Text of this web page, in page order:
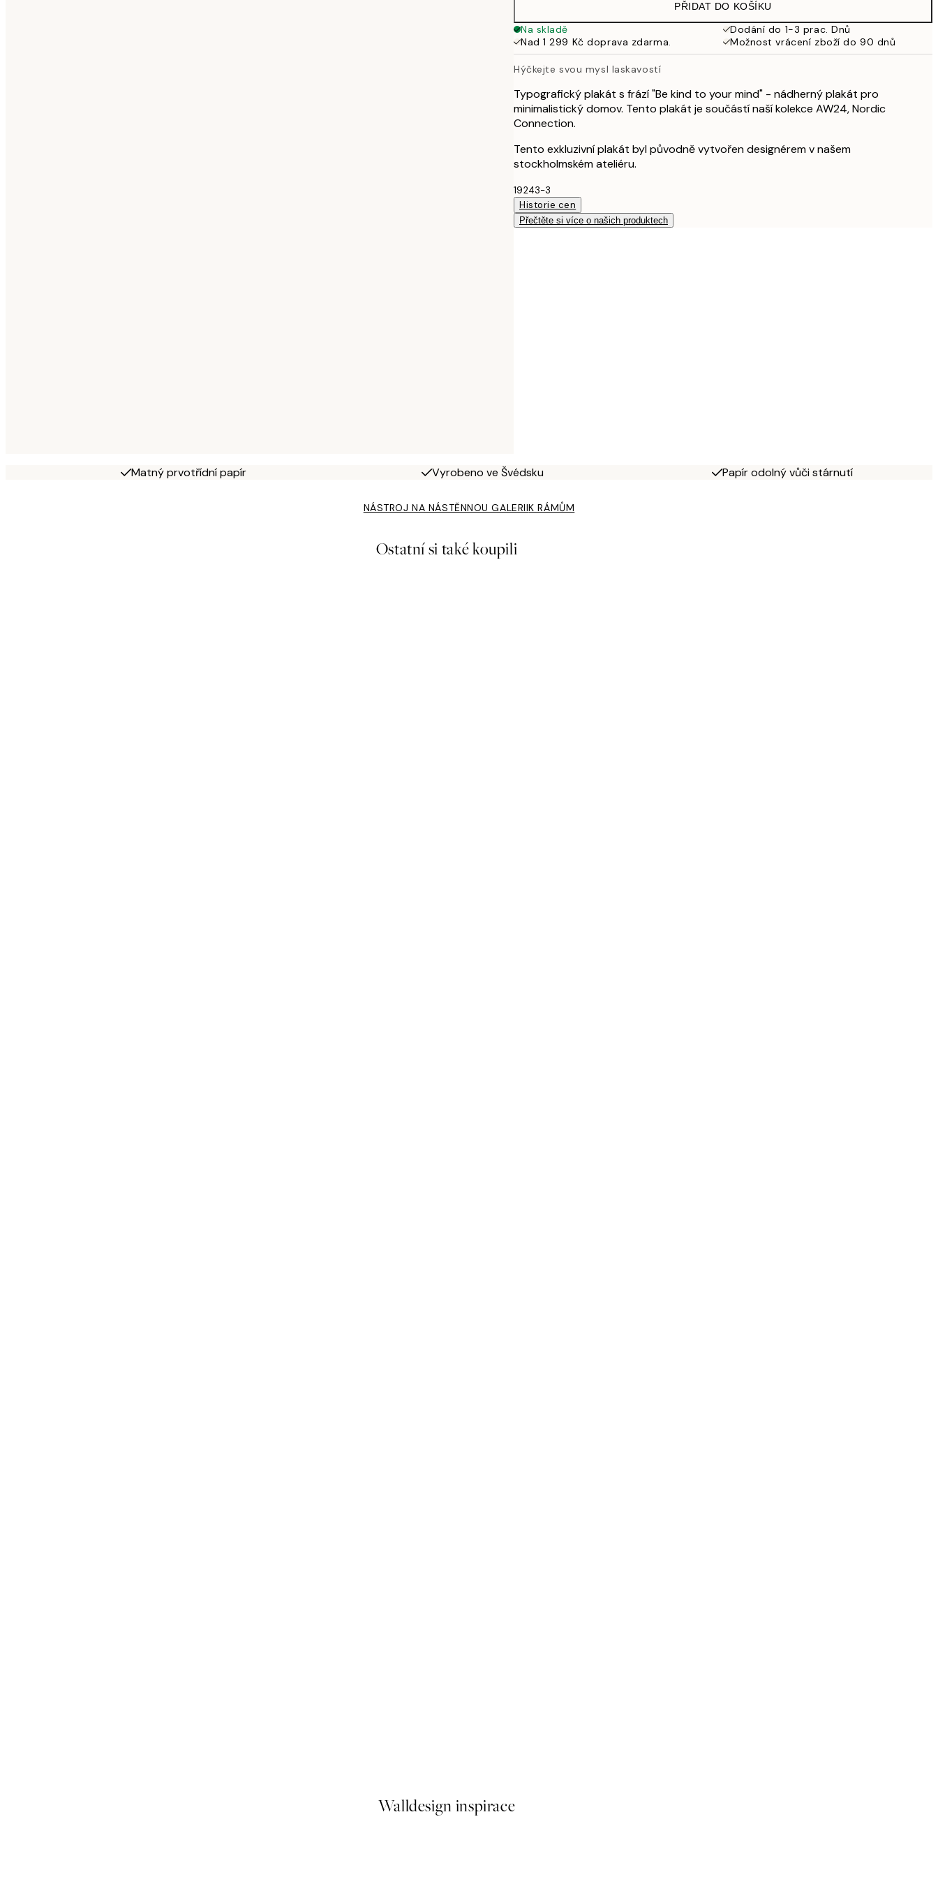
499 Kč
PŘIDAT DO KOŠÍKU
Na skladě
Dodání do 1-3 prac. Dnů
Nad 1 299 Kč doprava zdarma.
Možnost vrácení zboží do 90 dnů
Hýčkejte svou mysl laskavostí
Typografický plakát s frází "Be kind to your mind" - nádherný plakát pro
minimalistický domov. Tento plakát je součástí naší kolekce AW24, Nordic
Connection.
Tento exkluzivní plakát byl původně vytvořen designérem v našem
stockholmském ateliéru.
19243-3
Historie cen
Přečtěte si více o našich produktech
Matný prvotřídní papír Vyrobeno ve Švédsku Papír odolný vůči stárnutí
NÁSTROJ NA NÁSTĚNNOU GALERIIK RÁMŮM
Ostatní si také koupili
Walldesign inspirace